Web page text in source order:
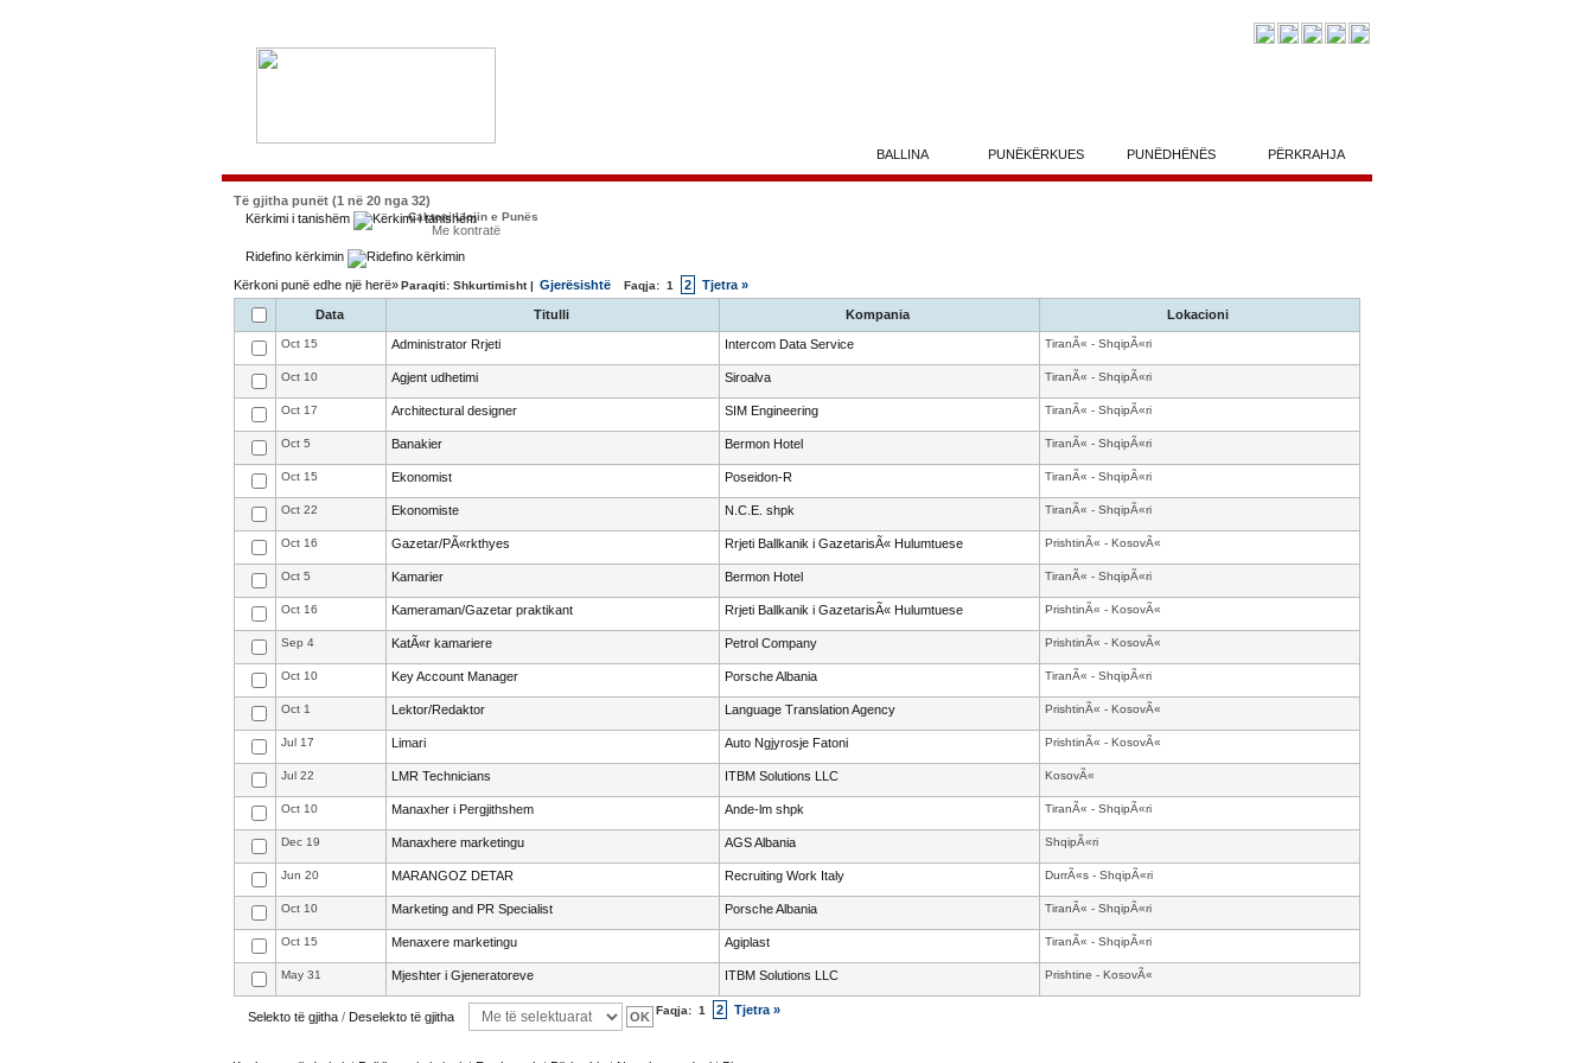
BALLINA PUNËKËRKUES PUNËDHËNËS PËRKRAHJA
Të gjitha punët (1 në 20 nga 32)
Kërkimi i tanishëm
Caktoni Llojin e Punës
Me kontratë
Ridefino kërkimin
Kërkoni punë edhe një herë»Paraqiti: Shkurtimisht | Gjerësishtë Faqja: 1 2 Tjetra »
Data Titulli Kompania Lokacioni
Oct 15 Administrator Rrjeti Intercom Data Service TiranÃ« - ShqipÃ«ri
Oct 10 Agjent udhetimi Siroalva TiranÃ« - ShqipÃ«ri
Oct 17 Architectural designer SIM Engineering TiranÃ« - ShqipÃ«ri
Oct 5 Banakier Bermon Hotel TiranÃ« - ShqipÃ«ri
Oct 15 Ekonomist Poseidon-R TiranÃ« - ShqipÃ«ri
Oct 22 Ekonomiste N.C.E. shpk TiranÃ« - ShqipÃ«ri
Oct 16 Gazetar/PÃ«rkthyes Rrjeti Ballkanik i GazetarisÃ« Hulumtuese PrishtinÃ« - KosovÃ«
Oct 5 Kamarier Bermon Hotel TiranÃ« - ShqipÃ«ri
Oct 16 Kameraman/Gazetar praktikant Rrjeti Ballkanik i GazetarisÃ« Hulumtuese PrishtinÃ« - KosovÃ«
Sep 4 KatÃ«r kamariere Petrol Company PrishtinÃ« - KosovÃ«
Oct 10 Key Account Manager Porsche Albania TiranÃ« - ShqipÃ«ri
Oct 1 Lektor/Redaktor Language Translation Agency PrishtinÃ« - KosovÃ«
Jul 17 Limari Auto Ngjyrosje Fatoni PrishtinÃ« - KosovÃ«
Jul 22 LMR Technicians ITBM Solutions LLC KosovÃ«
Oct 10 Manaxher i Pergjithshem Ande-lm shpk TiranÃ« - ShqipÃ«ri
Dec 19 Manaxhere marketingu AGS Albania ShqipÃ«ri
Jun 20 MARANGOZ DETAR Recruiting Work Italy DurrÃ«s - ShqipÃ«ri
Oct 10 Marketing and PR Specialist Porsche Albania TiranÃ« - ShqipÃ«ri
Oct 15 Menaxere marketingu Agiplast TiranÃ« - ShqipÃ«ri
May 31 Mjeshter i Gjeneratoreve ITBM Solutions LLC Prishtine - KosovÃ«
Selekto të gjitha / Deselekto të gjitha Faqja: 1 2 Tjetra »